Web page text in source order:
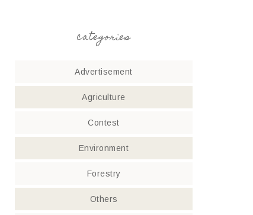
categories
Advertisement
Agriculture
Contest
Environment
Forestry
Others